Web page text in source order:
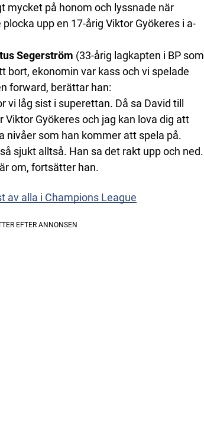
mycket på honom och lyssnade när
upp en 17-årig Viktor Gyökeres i a-
Segerström (33-årig lagkapten i BP som
bort, ekonomin var kass och vi spelade
forward, berättar han:
låg sist i superettan. Då sa David till
Gyökeres och jag kan lova dig att
nivåer som han kommer att spela på.
sjukt alltså. Han sa det rakt upp och ned.
om, fortsätter han.
av alla i Champions League